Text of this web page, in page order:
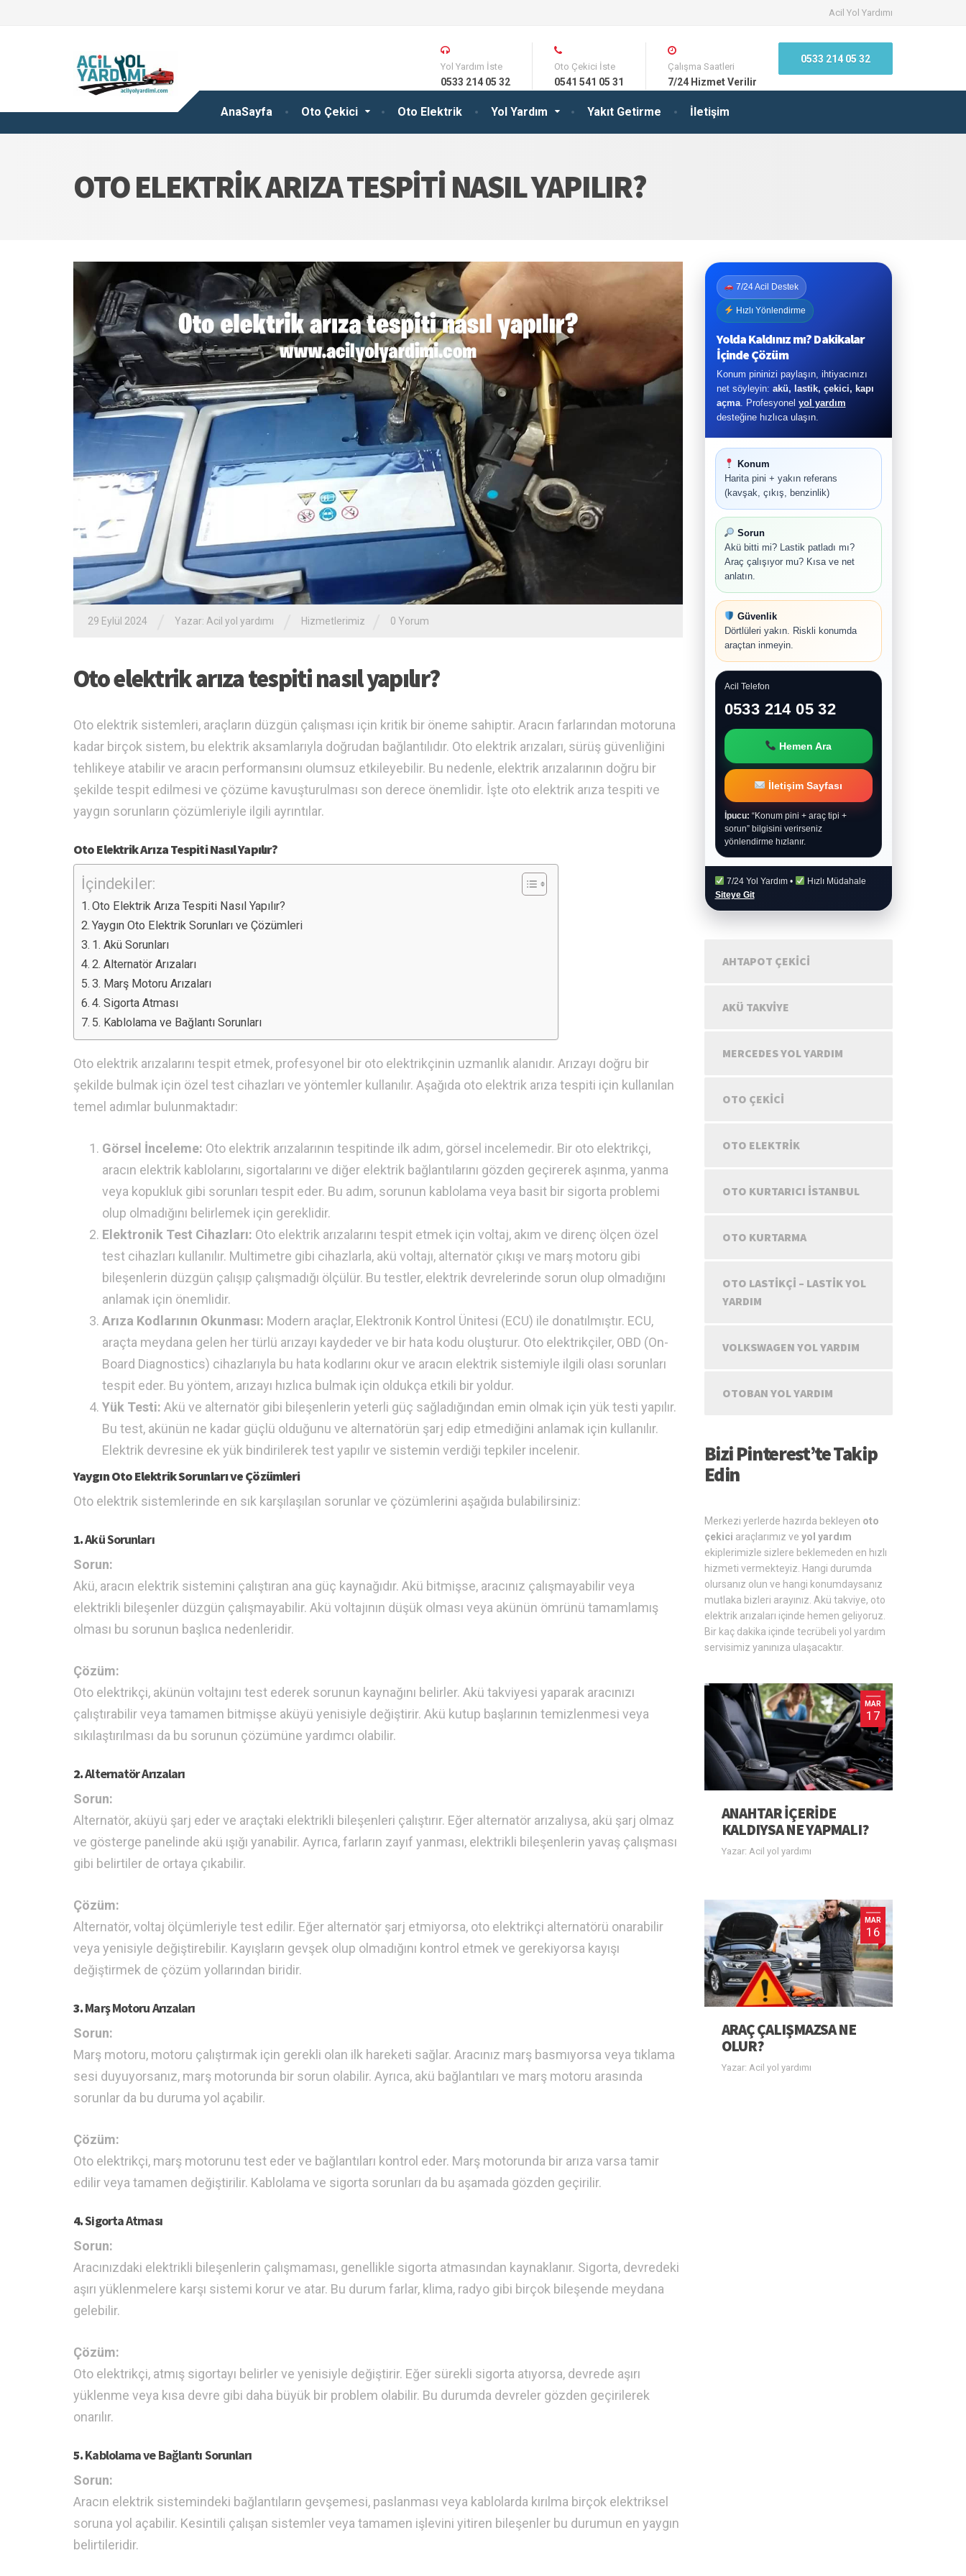
Acil Yol Yardımı
AnaSayfa Oto Çekici Oto Elektrik Yol Yardım Yakıt Getirme İletişim
Yol Yardım İste
0533 214 05 32
Oto Çekici İste
0541 541 05 31
Çalışma Saatleri
7/24 Hizmet Verilir
0533 214 05 32
OTO ELEKTRIK ARIZA TESPITI NASIL YAPILIR?
29 Eylül 2024 Yazar: Acil yol yardımı Hizmetlerimiz 0 Yorum
Oto elektrik arıza tespiti nasıl yapılır?
Oto elektrik sistemleri, araçların düzgün çalışması için kritik bir öneme sahiptir. Aracın farlarından motoruna
kadar birçok sistem, bu elektrik aksamlarıyla doğrudan bağlantılıdır. Oto elektrik arızaları, sürüş güvenliğini
tehlikeye atabilir ve aracın performansını olumsuz etkileyebilir. Bu nedenle, elektrik arızalarının doğru bir
şekilde tespit edilmesi ve çözüme kavuşturulması son derece önemlidir. İşte oto elektrik arıza tespiti ve
yaygın sorunların çözümleriyle ilgili ayrıntılar.
Oto Elektrik Arıza Tespiti Nasıl Yapılır?
İçindekiler:
Oto Elektrik Arıza Tespiti Nasıl Yapılır?
Yaygın Oto Elektrik Sorunları ve Çözümleri
1. Akü Sorunları
2. Alternatör Arızaları
3. Marş Motoru Arızaları
4. Sigorta Atması
5. Kablolama ve Bağlantı Sorunları
Oto elektrik arızalarını tespit etmek, profesyonel bir oto elektrikçinin uzmanlık alanıdır. Arızayı doğru bir
şekilde bulmak için özel test cihazları ve yöntemler kullanılır. Aşağıda oto elektrik arıza tespiti için kullanılan
temel adımlar bulunmaktadır:
Görsel İnceleme: Oto elektrik arızalarının tespitinde ilk adım, görsel incelemedir. Bir oto elektrikçi,
aracın elektrik kablolarını, sigortalarını ve diğer elektrik bağlantılarını gözden geçirerek aşınma, yanma
veya kopukluk gibi sorunları tespit eder. Bu adım, sorunun kablolama veya basit bir sigorta problemi
olup olmadığını belirlemek için gereklidir.
Elektronik Test Cihazları: Oto elektrik arızalarını tespit etmek için voltaj, akım ve direnç ölçen özel
test cihazları kullanılır. Multimetre gibi cihazlarla, akü voltajı, alternatör çıkışı ve marş motoru gibi
bileşenlerin düzgün çalışıp çalışmadığı ölçülür. Bu testler, elektrik devrelerinde sorun olup olmadığını
anlamak için önemlidir.
Arıza Kodlarının Okunması: Modern araçlar, Elektronik Kontrol Ünitesi (ECU) ile donatılmıştır. ECU,
araçta meydana gelen her türlü arızayı kaydeder ve bir hata kodu oluşturur. Oto elektrikçiler, OBD (On-
Board Diagnostics) cihazlarıyla bu hata kodlarını okur ve aracın elektrik sistemiyle ilgili olası sorunları
tespit eder. Bu yöntem, arızayı hızlıca bulmak için oldukça etkili bir yoldur.
Yük Testi: Akü ve alternatör gibi bileşenlerin yeterli güç sağladığından emin olmak için yük testi yapılır.
Bu test, akünün ne kadar güçlü olduğunu ve alternatörün şarj edip etmediğini anlamak için kullanılır.
Elektrik devresine ek yük bindirilerek test yapılır ve sistemin verdiği tepkiler incelenir.
Yaygın Oto Elektrik Sorunları ve Çözümleri
Oto elektrik sistemlerinde en sık karşılaşılan sorunlar ve çözümlerini aşağıda bulabilirsiniz:
1.Akü Sorunları
Sorun:
Akü, aracın elektrik sistemini çalıştıran ana güç kaynağıdır. Akü bitmişse, aracınız çalışmayabilir veya
elektrikli bileşenler düzgün çalışmayabilir. Akü voltajının düşük olması veya akünün ömrünü tamamlamış
olması bu sorunun başlıca nedenleridir.
Çözüm:
Oto elektrikçi, akünün voltajını test ederek sorunun kaynağını belirler. Akü takviyesi yaparak aracınızı
çalıştırabilir veya tamamen bitmişse aküyü yenisiyle değiştirir. Akü kutup başlarının temizlenmesi veya
sıkılaştırılması da bu sorunun çözümüne yardımcı olabilir.
2.Alternatör Arızaları
Sorun:
Alternatör, aküyü şarj eder ve araçtaki elektrikli bileşenleri çalıştırır. Eğer alternatör arızalıysa, akü şarj olmaz
ve gösterge panelinde akü ışığı yanabilir. Ayrıca, farların zayıf yanması, elektrikli bileşenlerin yavaş çalışması
gibi belirtiler de ortaya çıkabilir.
Çözüm:
Alternatör, voltaj ölçümleriyle test edilir. Eğer alternatör şarj etmiyorsa, oto elektrikçi alternatörü onarabilir
veya yenisiyle değiştirebilir. Kayışların gevşek olup olmadığını kontrol etmek ve gerekiyorsa kayışı
değiştirmek de çözüm yollarından biridir.
3.Marş Motoru Arızaları
Sorun:
Marş motoru, motoru çalıştırmak için gerekli olan ilk hareketi sağlar. Aracınız marş basmıyorsa veya tıklama
sesi duyuyorsanız, marş motorunda bir sorun olabilir. Ayrıca, akü bağlantıları ve marş motoru arasında
sorunlar da bu duruma yol açabilir.
Çözüm:
Oto elektrikçi, marş motorunu test eder ve bağlantıları kontrol eder. Marş motorunda bir arıza varsa tamir
edilir veya tamamen değiştirilir. Kablolama ve sigorta sorunları da bu aşamada gözden geçirilir.
4.Sigorta Atması
Sorun:
Aracınızdaki elektrikli bileşenlerin çalışmaması, genellikle sigorta atmasından kaynaklanır. Sigorta, devredeki
aşırı yüklenmelere karşı sistemi korur ve atar. Bu durum farlar, klima, radyo gibi birçok bileşende meydana
gelebilir.
Çözüm:
Oto elektrikçi, atmış sigortayı belirler ve yenisiyle değiştirir. Eğer sürekli sigorta atıyorsa, devrede aşırı
yüklenme veya kısa devre gibi daha büyük bir problem olabilir. Bu durumda devreler gözden geçirilerek
onarılır.
5.Kablolama ve Bağlantı Sorunları
Sorun:
Aracın elektrik sistemindeki bağlantıların gevşemesi, paslanması veya kablolarda kırılma birçok elektriksel
soruna yol açabilir. Kesintili çalışan sistemler veya tamamen işlevini yitiren bileşenler bu durumun en yaygın
belirtileridir.
7/24 Acil Destek
Hızlı Yönlendirme
Yolda Kaldınız mı? Dakikalar
İçinde Çözüm
Konum pininizi paylaşın, ihtiyacınızı
net söyleyin: akü, lastik, çekici, kapı
açma. Profesyonel yol yardım
desteğine hızlıca ulaşın.
Konum
Harita pini + yakın referans
(kavşak, çıkış, benzinlik)
Sorun
Akü bitti mi? Lastik patladı mı?
Araç çalışıyor mu? Kısa ve net
anlatın.
Güvenlik
Dörtlüleri yakın. Riskli konumda
araçtan inmeyin.
Acil Telefon
0533 214 05 32
Hemen Ara
İletişim Sayfası
İpucu: “Konum pini + araç tipi +
sorun” bilgisini verirseniz
yönlendirme hızlanır.
7/24 Yol Yardım •
Hızlı Müdahale
Siteye Git
AHTAPOT ÇEKICI
AKÜ TAKVIYE
MERCEDES YOL YARDIM
OTO ÇEKICI
OTO ELEKTRIK
OTO KURTARICI İSTANBUL
OTO KURTARMA
OTO LASTIKÇI – LASTIK YOL
YARDIM
VOLKSWAGEN YOL YARDIM
OTOBAN YOL YARDIM
Bizi Pinterest’te Takip
Edin
Merkezi yerlerde hazırda bekleyen oto
çekici araçlarımız ve yol yardım
ekiplerimizle sizlere beklemeden en hızlı
hizmeti vermekteyiz. Hangi durumda
olursanız olun ve hangi konumdaysanız
mutlaka bizleri arayınız. Akü takviye, oto
elektrik arızaları içinde hemen geliyoruz.
Bir kaç dakika içinde tecrübeli yol yardım
servisimiz yanınıza ulaşacaktır.
MAR
17
ANAHTAR IÇERIDE
KALDIYSA NE YAPMALI?
Yazar: Acil yol yardımı
MAR
16
ARAÇ ÇALIŞMAZSA NE
OLUR?
Yazar: Acil yol yardımı